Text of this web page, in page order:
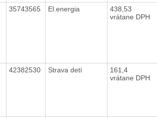
35743565 El.energia
438,53
vrátane DPH
42382530 Strava detí
161,4
vrátane DPH